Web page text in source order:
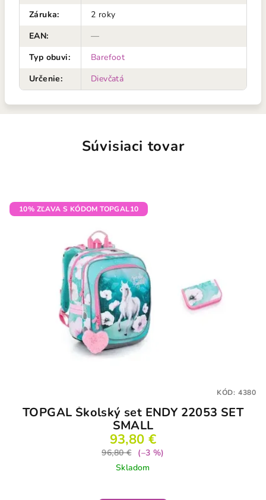
Záruka:
2 roky
EAN:
—
Typ obuvi:
Barefoot
Určenie: Dievčatá
Súvisiaci tovar
10% ZĽAVA S KÓDOM TOPGAL10
TOPGAL Školský set ENDY 22053 SET
SMALL
93,80 €
96,80 €
(–3 %)
Skladom
KÓD: 4380